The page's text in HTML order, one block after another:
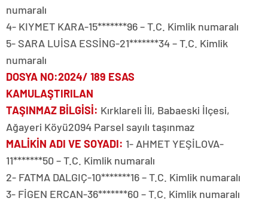
numaralı
4- KIYMET KARA-15*******96 – T.C. Kimlik numaralı
5- SARA LUİSA ESSİNG-21*******34 – T.C. Kimlik
numaralı
DOSYA NO:2024/ 189 ESAS
KAMULAŞTIRILAN
TAŞINMAZ BİLGİSİ: Kırklareli İli, Babaeski İlçesi,
Ağayeri Köyü2094 Parsel sayılı taşınmaz
MALİKİN ADI VE SOYADI: 1- AHMET YEŞİLOVA-
11*******50 – T.C. Kimlik numaralı
2- FATMA DALGIÇ-10*******16 – T.C. Kimlik numaralı
3- FİGEN ERCAN-36*******60 – T.C. Kimlik numaralı